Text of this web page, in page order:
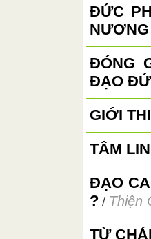
ĐỨC
NƯƠNG
ĐÓNG
ĐẠO
GIỚI
TÂM
ĐẠO
? / Thiện
TỪ